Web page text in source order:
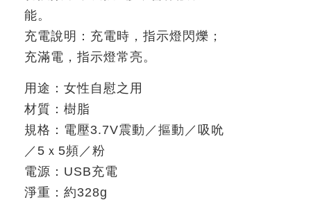
能。
充電說明：充電時，指示燈閃爍；
充滿電，指示燈常亮。
用途：女性自慰之用
材質：樹脂
規格：電壓3.7V震動／摳動／吸吮
／ 5 ｘ 5頻／粉
電源： USB充電
淨重：約328g